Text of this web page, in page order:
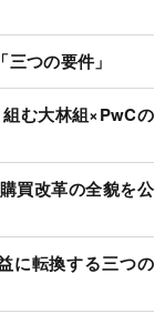
つの要件」
む大林組×PwCの
買改革の全貌を公
に転換する三つの